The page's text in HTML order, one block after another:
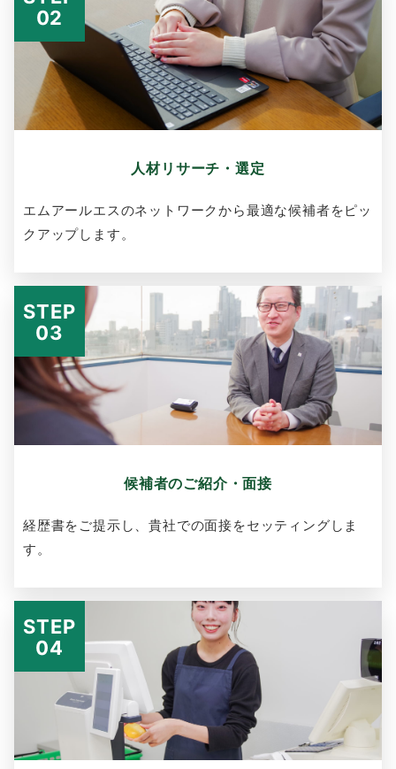
人材リサーチ・選定
エムアールエスのネットワークから最適な候補者をピッ
クアップします。
候補者のご紹介・面接
経歴書をご提示し、貴社での面接をセッティングしま
す。